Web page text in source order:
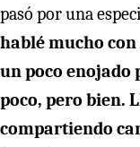
pasó por una
hablé mucho
un poco enojado
poco, pero bien.
compartiendo